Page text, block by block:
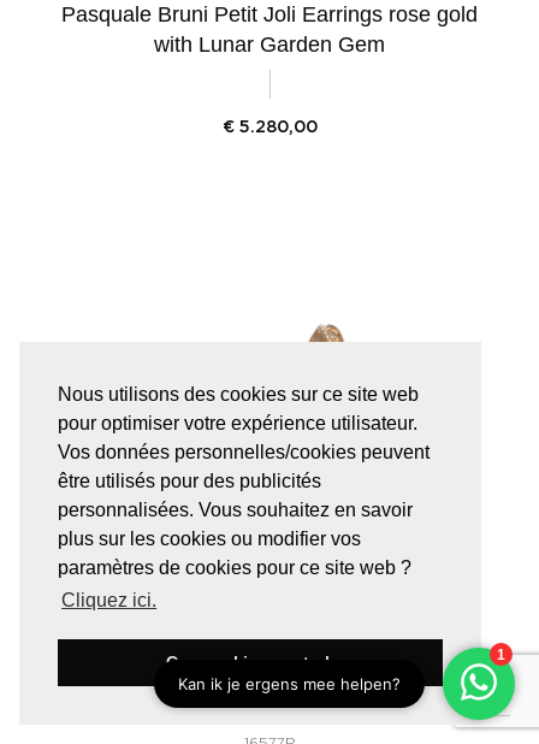
Nous utilisons des cookies sur ce site web
pour optimiser votre expérience utilisateur.
Vos données personnelles/cookies peuvent
être utilisés pour des publicités
personnalisées. Vous souhaitez en savoir
plus sur les cookies ou modifier vos
paramètres de cookies pour ce site web ?
Cliquez ici.
Ces cookies sont ok
Pasquale Bruni Petit Joli Earrings rose gold
with Lunar Garden Gem
€ 5.280,00